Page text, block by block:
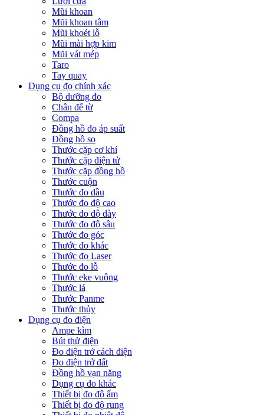
Mũi khoan
Mũi khoan tâm
Mũi khoét lỗ
Mũi mài hợp kim
Mũi vát mép
Taro
Tay quay
Dụng cụ đo chính xác
Bộ dưỡng đo
Chân đế từ
Compa
Đồng hồ đo áp suất
Đồng hồ so
Thước cặp cơ khí
Thước cặp điện tử
Thước cặp đồng hồ
Thước cuộn
Thước đo dầu
Thước đo độ cao
Thước đo độ dày
Thước đo độ sâu
Thước đo góc
Thước đo khác
Thước đo Laser
Thước đo lỗ
Thước eke vuông
Thước lá
Thước Panme
Thước thủy
Dụng cụ đo điện
Ampe kìm
Bút thử điện
Đo điện trở cách điện
Đo điện trở đất
Đồng hồ vạn năng
Dụng cụ đo khác
Thiết bị đo độ ẩm
Thiết bị đo độ rung